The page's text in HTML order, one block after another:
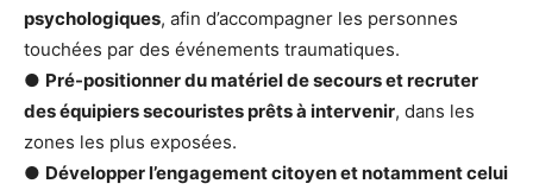
psychologiques, afin d’accompagner les personnes
touchées par des événements traumatiques.
● Pré-positionner du matériel de secours et recruter
des équipiers secouristes prêts à intervenir, dans les
zones les plus exposées.
● Développer l’engagement citoyen et notamment celui